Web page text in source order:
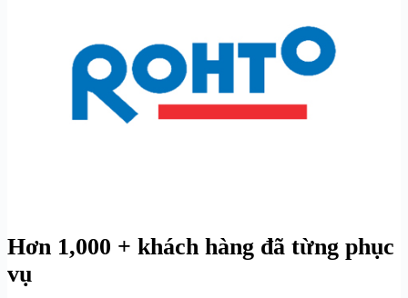
Hơn 1,000 + khách hàng đã từng phục
vụ